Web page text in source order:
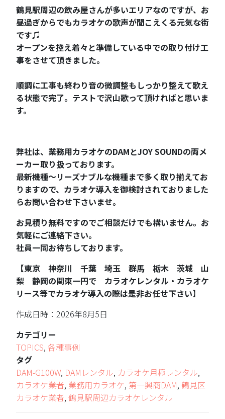
鶴見駅周辺の飲み屋さんが多いエリアなのですが、お
昼過ぎからでもカラオケの歌声が聞こえくる元気な街
です♫
オープンを控え着々と準備している中での取り付け工
事をさせて頂きました。
順調に工事も終わり音の微調整もしっかり整えて歌え
る状態で完了。テストで沢山歌って頂ければと思いま
す。
弊社は、業務用カラオケのDAMとJOY SOUNDの両メ
ーカー取り扱っております。
最新機種～リーズナブルな機種まで多く取り揃えてお
りますので、カラオケ導入を御検討されておりました
らお問い合わせ下さいませ。
お見積り無料ですのでご相談だけでも構いません。お
気軽にご連絡下さい。
社員一同お待ちしております。
【東京 神奈川 千葉 埼玉 群馬 栃木 茨城 山
梨 静岡の関東一円で カラオケレンタル・カラオケ
リース等でカラオケ導入の際は是非お任せ下さい】
作成日時：2026年8月5日
カテゴリー
TOPICS, 各種事例
タグ
DAM-G100W, DAMレンタル, カラオケ月極レンタル,
カラオケ業者, 業務用カラオケ, 第一興商DAM, 鶴見区
カラオケ業者, 鶴見駅周辺カラオケレンタル